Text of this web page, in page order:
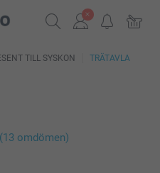
TILL SYSKON TRÄTAVLA
(13 omdömen)